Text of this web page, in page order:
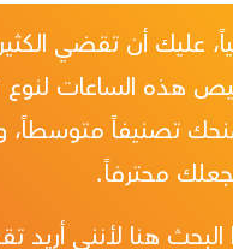
عليك أن تقضي
هذه الساعات لنوع
تصنيفاً متوسطاً، و
محترفاً.
هنا لأنني